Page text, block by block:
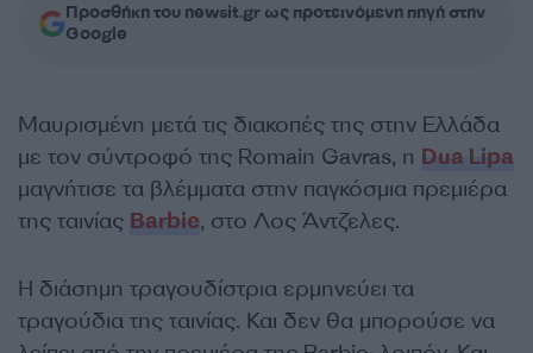
Προσθήκη του newsit.gr ως προτεινόμενη πηγή στην
Google
Μαυρισμένη μετά τις διακοπές της στην Ελλάδα
με τον σύντροφό της Romain Gavras, η Dua Lipa
μαγνήτισε τα βλέμματα στην παγκόσμια πρεμιέρα
της ταινίας Barbie, στο Λος Άντζελες.
Η διάσημη τραγουδίστρια ερμηνεύει τα
τραγούδια της ταινίας. Και δεν θα μπορούσε να